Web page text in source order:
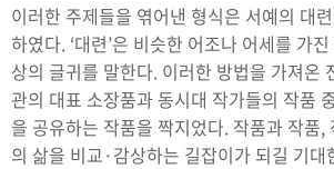
이러한 주제들을 엮어낸 형식은 서예의 대
하였다. ‘대련’은 비슷한 어조나 어세를 가
상의 글귀를 말한다. 이러한 방법을 가져온
관의 대표 소장품과 동시대 작가들의 작품
을 공유하는 작품을 짝지었다. 작품과 작품,
의 삶을 비교·감상하는 길잡이가 되길 기대